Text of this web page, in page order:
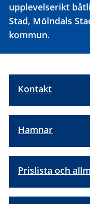
upplevelserikt
Stad, Mölndals
kommun.
Kontakt
Hamnar
Prislista och